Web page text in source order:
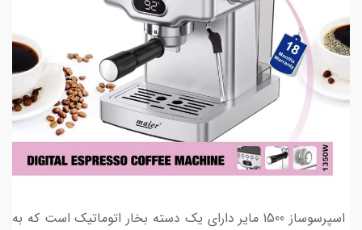
اسپرسوساز 1500 مایر دارای یک دسته بخار اتوماتیک است که به